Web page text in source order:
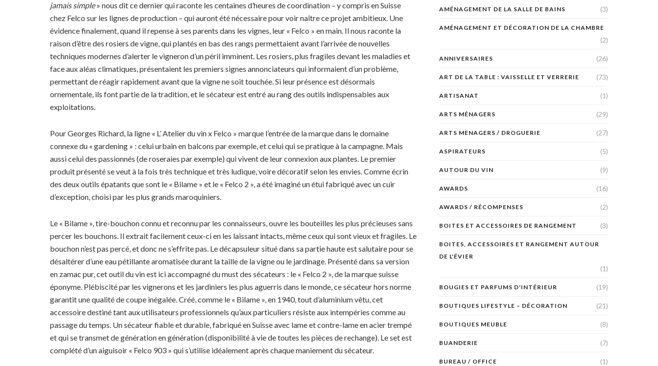
jamais simple» nous dit ce dernier qui raconte les centaines d’heures de coordination – y compris en Suisse
chez Felco sur les lignes de production – qui auront été nécessaire pour voir naître ce projet ambitieux. Une
évidence finalement, quand il repense à ses parents dans les vignes, leur « Felco » en main. Il nous raconte la
raison d’être des rosiers de vigne, qui plantés en bas des rangs permettaient avant l’arrivée de nouvelles
techniques modernes d’alerter le vigneron d’un péril imminent. Les rosiers, plus fragiles devant les maladies et
face aux aléas climatiques, présentaient les premiers signes annonciateurs qui informaient d’un problème,
permettant de réagir rapidement avant que la vigne ne soit touchée. Si leur présence est désormais
ornementale, ils font partie de la tradition, et le sécateur est entré au rang des outils indispensables aux
exploitations.
Pour Georges Richard, la ligne « L’ Atelier du vin x Felco » marque l’entrée de la marque dans le domaine
connexe du « gardening » : celui urbain en balcons par exemple, et celui qui se pratique à la campagne. Mais
aussi celui des passionnés (de roseraies par exemple) qui vivent de leur connexion aux plantes. Le premier
produit présenté se veut à la fois très technique et très ludique, voire décoratif selon les envies. Comme écrin
des deux outils épatants que sont le « Bilame » et le « Felco 2 », a été imaginé un étui fabriqué avec un cuir
d’exception, choisi par les plus grands maroquiniers.
Le « Bilame », tire-bouchon connu et reconnu par les connaisseurs, ouvre les bouteilles les plus précieuses sans
percer les bouchons. Il extrait facilement ceux-ci en les laissant intacts, même ceux qui sont vieux et fragiles. Le
bouchon n’est pas percé, et donc ne s’effrite pas. Le décapsuleur situé dans sa partie haute est salutaire pour se
désaltérer d’une eau pétillante aromatisée durant la taille de la vigne ou le jardinage. Présenté dans sa version
en zamac pur, cet outil du vin est ici accompagné du must des sécateurs : le « Felco 2 », de la marque suisse
éponyme. Plébiscité par les vignerons et les jardiniers les plus aguerris dans le monde, ce sécateur hors norme
garantit une qualité de coupe inégalée. Créé, comme le « Bilame », en 1940, tout d’aluminium vêtu, cet
accessoire destiné tant aux utilisateurs professionnels qu’aux particuliers résiste aux intempéries comme au
passage du temps. Un sécateur fiable et durable, fabriqué en Suisse avec lame et contre-lame en acier trempé
et qui se transmet de génération en génération (disponibilité à vie de toutes les pièces de rechange). Le set est
complété d’un aiguisoir « Felco 903 » qui s’utilise idéalement après chaque maniement du sécateur.
AMÉNAGEMENT DE LA SALLE DE BAINS (3)
AMÉNAGEMENT ET DÉCORATION DE LA CHAMBRE
(2)
ANNIVERSAIRES (26)
ART DE LA TABLE : VAISSELLE ET VERRERIE (73)
ARTISANAT (1)
ARTS MÉNAGERS (29)
ARTS MENAGERS / DROGUERIE (27)
ASPIRATEURS (5)
AUTOUR DU VIN (9)
AWARDS (16)
AWARDS / RÉCOMPENSES (2)
BOITES ET ACCESSOIRES DE RANGEMENT (3)
BOITES, ACCESSOIRES ET RANGEMENT AUTOUR
DE L'ÉVIER
(1)
BOUGIES ET PARFUMS D'INTÉRIEUR (19)
BOUTIQUES LIFESTYLE – DÉCORATION (21)
BOUTIQUES MEUBLE (8)
BUANDERIE (7)
BUREAU / OFFICE (1)